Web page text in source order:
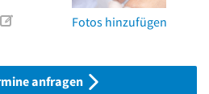
Fotos hinzufügen
anfragen